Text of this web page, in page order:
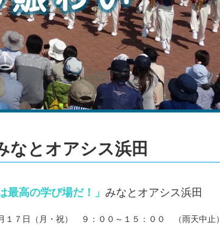
なとオアシス浜田
最高の学び場だ！」 みなとオアシス浜田
１７日（月・祝） ９：００～１５：００ （雨天中止）